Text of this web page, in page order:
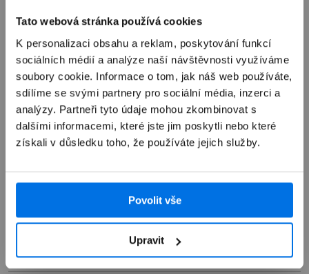
Tato webová stránka používá cookies
K personalizaci obsahu a reklam, poskytování funkcí
sociálních médií a analýze naší návštěvnosti využíváme
soubory cookie. Informace o tom, jak náš web používáte,
sdílíme se svými partnery pro sociální média, inzerci a
analýzy. Partneři tyto údaje mohou zkombinovat s
dalšími informacemi, které jste jim poskytli nebo které
získali v důsledku toho, že používáte jejich služby.
Povolit vše
Upravit
Autorizovaný servis Apple
Možnosti doručení
Brašna Odzu Smart Messenger - šedá